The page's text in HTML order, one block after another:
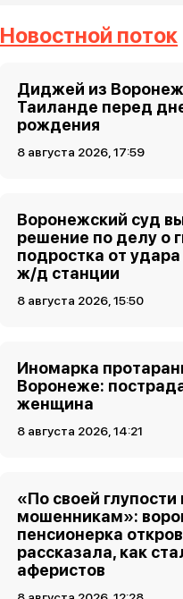
Новостной поток
Диджей из
Таиланде перед
рождения
8 августа 2026, 17:59
Воронежский суд
решение по делу о
подростка от
ж/д станции
8 августа 2026, 15:50
Иномарка
Воронеже:
женщина
8 августа 2026, 14:21
«По своей глупости
мошенникам»:
пенсионерка
рассказала, как
аферистов